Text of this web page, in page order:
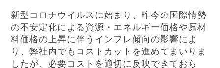
新型コロナウイルスに始まり、昨今の国際情勢
の不安定化による資源・エネルギー価格や原材
料価格の上昇に伴うインフレ傾向の影響によ
り、弊社内でもコストカットを進めてまいりま
したが、必要コストを適切に反映できておら